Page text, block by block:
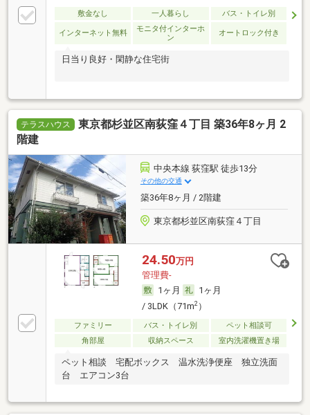
敷金なし 一人暮らし バス・トイレ別
インターネット無料
モニタ付インターホ
ン
オートロック付き
日当り良好・閑静な住宅街
テラスハウス
東京都杉並区南荻窪４丁目 築36年8ヶ月 2
階建
中央本線 荻窪駅 徒歩13分
その他の交通
築36年8ヶ月 / 2階建
東京都杉並区南荻窪４丁目
24.50万円
管理費-
1ヶ月
1ヶ月
/ 3LDK（71m2）
ファミリー バス・トイレ別
ペット相談可
角部屋
収納スペース 室内洗濯機置き場
ペット相談 宅配ボックス 温水洗浄便座 独立洗面
台 エアコン3台